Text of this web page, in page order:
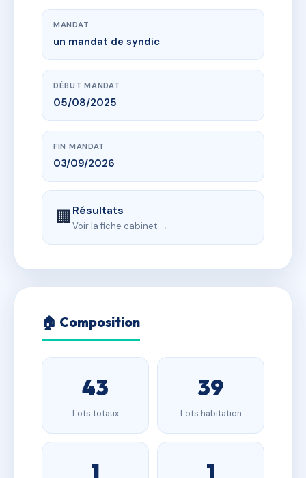
MANDAT
un mandat de syndic
DÉBUT MANDAT
05/08/2025
FIN MANDAT
03/09/2026
🏢Résultats
Voir la fiche cabinet →
🏠 Composition
43
Lots totaux
39
Lots habitation
1 1